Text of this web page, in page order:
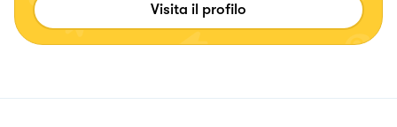
Visita il profilo